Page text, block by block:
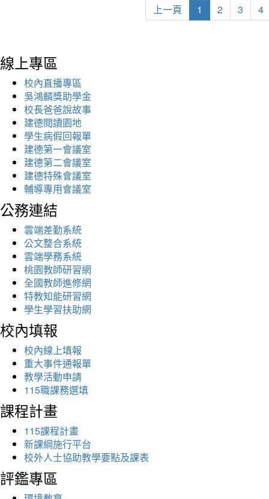
上一頁 1 2 3 4
線上專區
校內直播專區
吳鴻麟獎助學金
校長爸爸說故事
建德閱讀園地
學生病假回報單
建德第一會議室
建德第二會議室
建德特殊會議室
輔導專用會議室
公務連結
雲端差勤系統
公文整合系統
雲端學務系統
桃園教師研習網
全國教師進修網
特教知能研習網
學生學習扶助網
校內填報
校內線上填報
重大事件通報單
教學活動申請
115職課務選填
課程計畫
115課程計畫
新課綱施行平台
校外人士協助教學要點及課表
評鑑專區